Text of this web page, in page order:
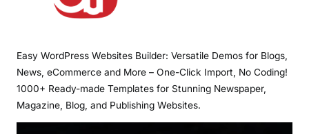
Easy WordPress Websites Builder: Versatile Demos for Blogs,
News, eCommerce and More – One-Click Import, No Coding!
1000+ Ready-made Templates for Stunning Newspaper,
Magazine, Blog, and Publishing Websites.